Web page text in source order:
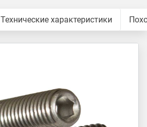
Технические характеристики